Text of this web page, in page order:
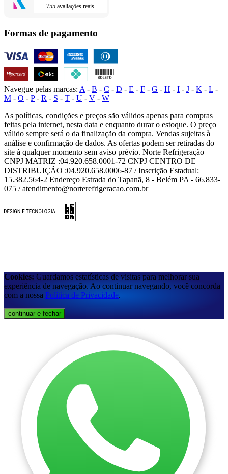
755 avaliações reais
Formas de pagamento
Navegue pelas marcas: A - B - C - D - E - F - G - H - I - J - K - L -
M - O - P- R - S - T - U - V - W
As políticas, condições e preços são válidos apenas para compras
feitas pela internet, nesta data e enquanto durar o estoque. O preço
válido sempre será o da finalização da compra. Vendas sujeitas à
análise e confirmação de dados. As ofertas podem ser retiradas do
site à qualquer momento sem aviso prévio. Norte Refrigeração
CNPJ MATRIZ :04.920.658.0001-72 CNPJ CENTRO DE
DISTRIBUIÇÃO :04.920.658.0006-87 / Inscrição Estadual:
15.382.564-2 Endereço Estrada do Tapanã, 8 - Belém PA - 66.833-
075 / atendimento@norterefrigeracao.com.br
Cookies: Guardamos estatísticas de visitas para melhorar sua
experiência de navegação. Ao continuar navegando, você concorda
com a nossa Política de Privacidade.
continuar e fechar